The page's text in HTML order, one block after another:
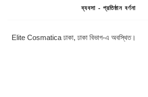
ব্যবসা - প্রতিষ্ঠান বর্ণনা
Elite Cosmatica ঢাকা, ঢাকা বিভাগ-এ অবস্থিত।